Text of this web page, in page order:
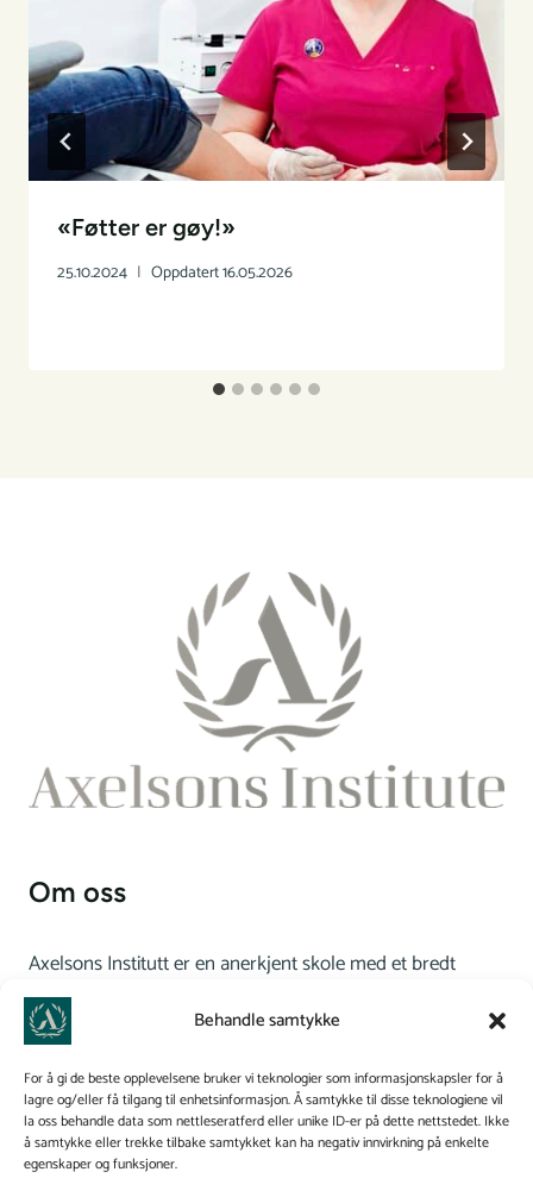
Behandle samtykke
For å gi de beste opplevelsene bruker vi teknologier som informasjonskapsler for å
lagre og/eller få tilgang til enhetsinformasjon. Å samtykke til disse teknologiene vil
la oss behandle data som nettleseratferd eller unike ID-er på dette nettstedet. Ikke
å samtykke eller trekke tilbake samtykket kan ha negativ innvirkning på enkelte
egenskaper og funksjoner.
«Føtter er gøy!»
25.10.2024 Oppdatert16.05.2026
Om oss
Axelsons Institutt er en anerkjent skole med et bredt
tilbud innen massasje- og hudterapeututdanning. Vi
kombinerer teori og praksis for å gi studentene en
bygger bro mellom helse og skjønnhet.
Personvernerklæring